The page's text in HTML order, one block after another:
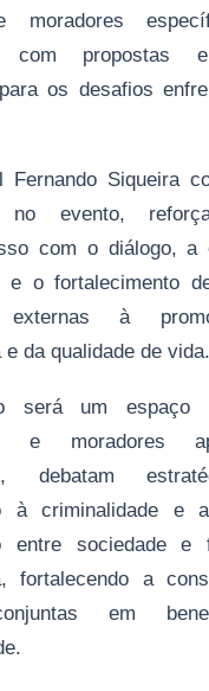
moradores
com propostas
os desafios
Fernando Siqueira
no evento,
com o diálogo, a
e o fortalecimento
externas à
e da qualidade de vida.
será um espaço
e moradores
debatam
à criminalidade e
entre sociedade e
fortalecendo a
em